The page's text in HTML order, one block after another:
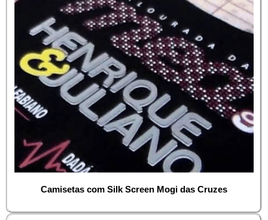
Camisetas com Silk Screen Mogi das Cruzes